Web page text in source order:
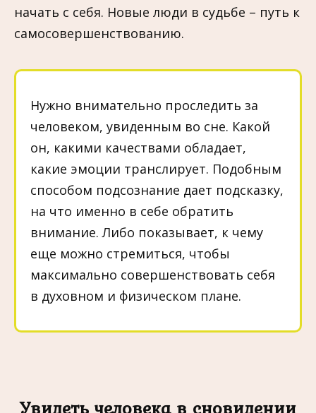
начать с себя. Новые люди в судьбе – путь к
самосовершенствованию.
Нужно внимательно проследить за
человеком, увиденным во сне. Какой
он, какими качествами обладает,
какие эмоции транслирует. Подобным
способом подсознание дает подсказку,
на что именно в себе обратить
внимание. Либо показывает, к чему
еще можно стремиться, чтобы
максимально совершенствовать себя
в духовном и физическом плане.